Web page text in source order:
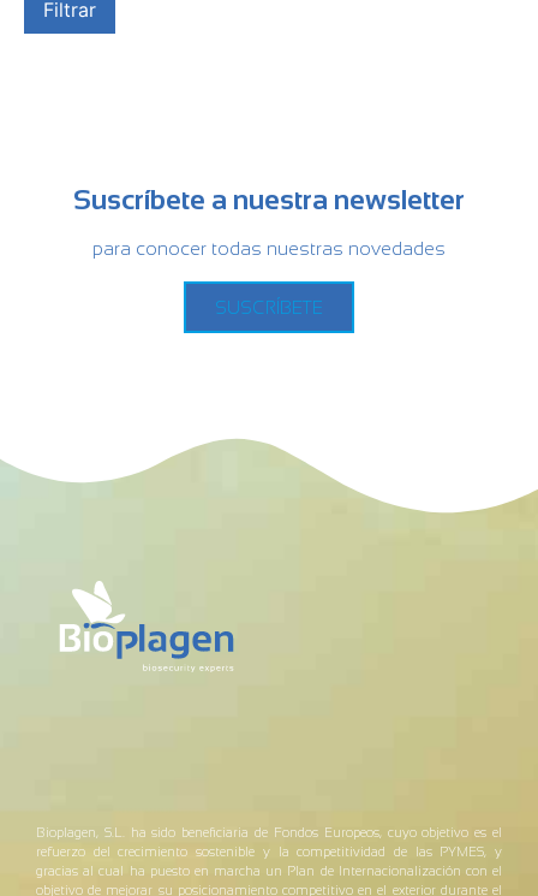
Suscríbete a nuestra newsletter
para conocer todas nuestras novedades
SUSCRÍBETE
Bioplagen, S.L. ha sido beneficiaria de Fondos Europeos, cuyo objetivo es el
refuerzo del crecimiento sostenible y la competitividad de las PYMES, y
gracias al cual ha puesto en marcha un Plan de Internacionalización con el
objetivo de mejorar su posicionamiento competitivo en el exterior durante el